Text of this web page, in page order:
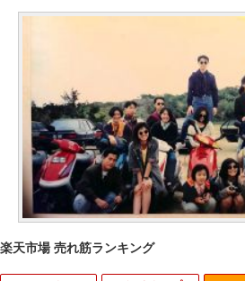
楽天市場 売れ筋ランキング